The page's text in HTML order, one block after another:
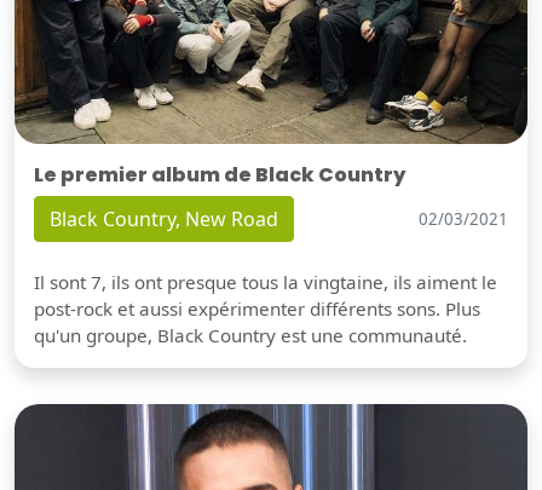
Le premier album de Black Country
Black Country, New Road 02/03/2021
Il sont 7, ils ont presque tous la vingtaine, ils aiment le
post-rock et aussi expérimenter différents sons. Plus
qu'un groupe, Black Country est une communauté.